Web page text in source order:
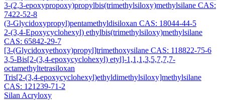
3-(2,3-epoxypropoxy)propylbis(trimethylsiloxy)methylsilane CAS:
7422-52-8
(3-Glycidoxypropyl)pentamethyldisiloxan CAS: 18044-44-5
2-(3,4-Epoxycyclohexyl) ethylbis(trimethylsiloxy)methylsilane
CAS: 65842-29-7
[3-(Glycidoxyethoxy)propyl]trimethoxysilane CAS: 118822-75-6
3,5-Bis[2-(3,4-epoxycyclohexyl) etyl]-1,1,1,3,5,7,7,7-
octamethyltetrasiloxan
Tris[2-(3,4-epoxycyclohexyl)ethyldimethylsiloxy]methylsilane
CAS: 121239-71-2
Silan Acryloxy